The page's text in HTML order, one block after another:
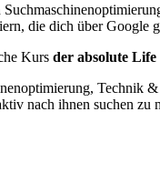
die dich über Google
Kurs der absolute
Technik
nach ihnen suchen zu